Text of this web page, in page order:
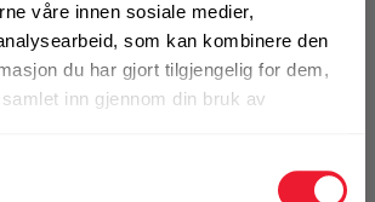
våre innen sosiale medier,
som kan kombinere den
du har gjort tilgjengelig for dem,
inn gjennom din bruk av
Motek karmskrue 14 mm